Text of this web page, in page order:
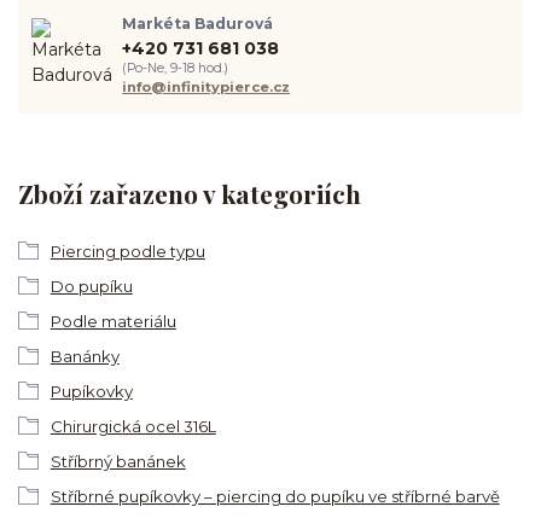
Zboží zařazeno v kategoriích
Piercing podle typu
Do pupíku
Podle materiálu
Banánky
Pupíkovky
Chirurgická ocel 316L
Stříbrný banánek
Stříbrné pupíkovky – piercing do pupíku ve stříbrné barvě
Markéta Badurová
+420 731 681 038
(Po-Ne, 9-18 hod.)
info@infinitypierce.cz